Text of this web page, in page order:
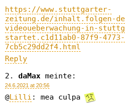
https://www.stuttgarter-
zeitung.de/inhalt.folgen-
videoueberwachung-in-
startet.c1d11ab0-87f9-4773-
7cb5c29dd2f4.html
Reply
daMax meinte:
24.6.2021 at 20:56
@Lilli : mea culpa